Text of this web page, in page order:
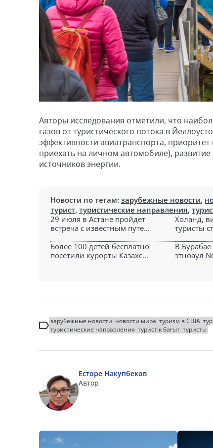
Авторы исследования отметили, что
газов от туристического потока в
эффективности авиатранспорта,
приехать на личном автомобиле),
источников энергии.
Новости по тегам: зарубежные новости,
турист, туристические направления,
29 июля в Астане пройдет
встреча с известным путе...
Холанд,
туристы
Более 100 детей бесплатно
посетили курорты Казахс...
В
этноаул
зарубежные новости новости мира туризм в США
туристические направления туристік бағыт туристы
Есторе Накупбеков
Автор